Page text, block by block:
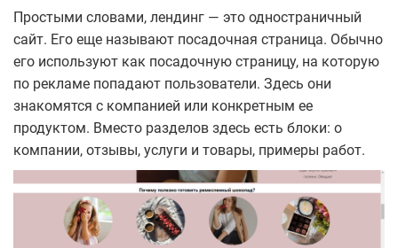
Простыми словами, лендинг — это одностраничный
сайт. Его еще называют посадочная страница. Обычно
его используют как посадочную страницу, на которую
по рекламе попадают пользователи. Здесь они
знакомятся с компанией или конкретным ее
продуктом. Вместо разделов здесь есть блоки: о
компании, отзывы, услуги и товары, примеры работ.